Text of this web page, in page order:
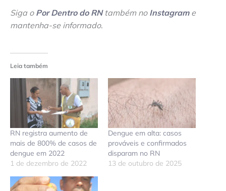
Siga o Por Dentro do RNtambém no Instagrame
mantenha-se informado.
Leia também
RN registra aumento de
mais de 800% de casos de
dengue em 2022
1 de dezembro de 2022
Dengue em alta: casos
prováveis e confirmados
disparam no RN
13 de outubro de 2025